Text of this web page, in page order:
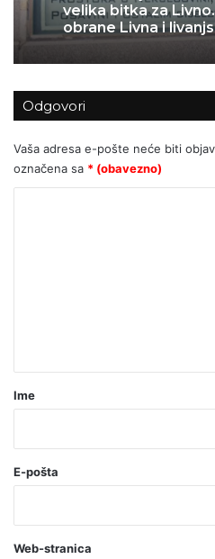
Na današnji dan
velika bitka za
09/04/2026
Tko zapravo vlada
raspada iznutra dok
Odgovori
Vaša adresa e-pošte neće biti
označena sa * (obavezno)
r
o
a
v
Ime
E-pošta
Web-stranica